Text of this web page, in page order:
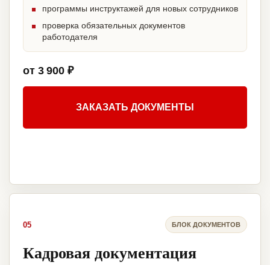
программы инструктажей для новых сотрудников
проверка обязательных документов
работодателя
от 3 900 ₽
ЗАКАЗАТЬ ДОКУМЕНТЫ
05 БЛОК ДОКУМЕНТОВ
Кадровая документация